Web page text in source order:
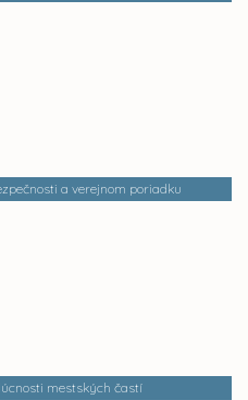
a verejnom poriadku
mestských častí